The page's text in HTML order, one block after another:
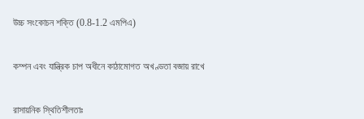
উচ্চ সংকোচন শক্তি (0.8-1.2 এমপিএ)
কম্পন এবং যান্ত্রিক চাপ অধীনে কাঠামোগত অখণ্ডতা বজায় রাখে
রাসায়নিক স্থিতিশীলতাঃ